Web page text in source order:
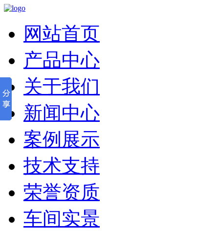
网站首页
产品中心
关于我们
新闻中心
案例展示
技术支持
荣誉资质
车间实景